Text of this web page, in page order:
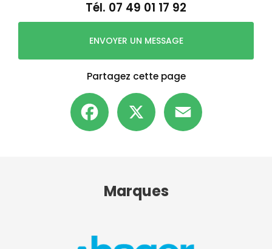
Tél. 07 49 01 17 92
ENVOYER UN MESSAGE
Partagez cette page
Facebook
Marques